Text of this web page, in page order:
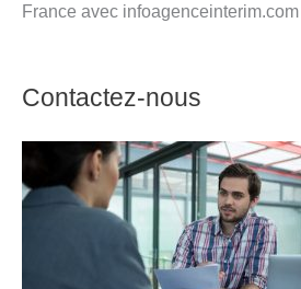
France avec infoagenceinterim.com
Contactez-nous